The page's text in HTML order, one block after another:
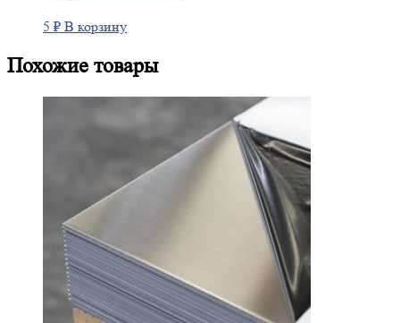
5 ₽ В корзину
Похожие товары